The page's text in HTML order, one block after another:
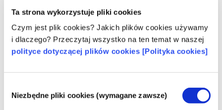
Ta strona wykorzystuje pliki cookies
Czym jest plik cookies? Jakich plików cookies używamy
i dlaczego? Przeczytaj wszystko na ten temat w naszej
polityce dotyczącej plików cookies [Polityka cookies]
zgody
Niezbędne pliki cookies (wymagane zawsze)
Regulacje dotyczące kosmetyków
Składniki kosmetyków podlegają regulacjom
prawnym. Należy pamiętać, że w przypadku
składników kosmetycznych, poza UE mogą